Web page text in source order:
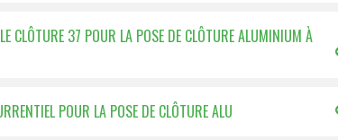
CLÔTURE 37 POUR LA POSE DE CLÔTURE ALUMINIUM À
POUR LA POSE DE CLÔTURE ALU